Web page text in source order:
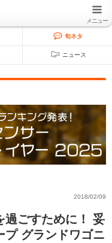
メニュー
旬ネタ
ニュース
2018/02/09
過ごすために！ 妥
プ グランドワゴニ